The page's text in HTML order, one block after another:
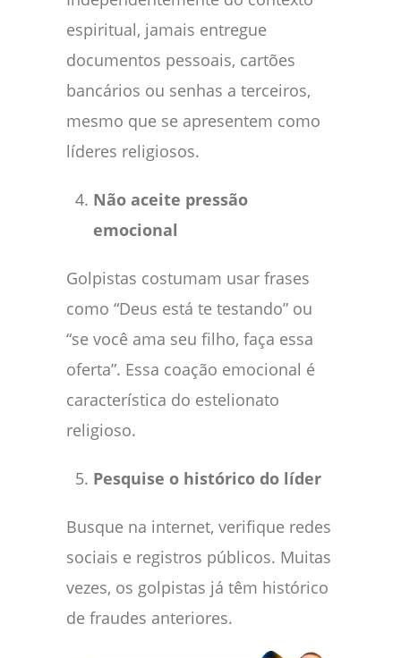
espiritual, jamais entregue
documentos pessoais, cartões
bancários ou senhas a terceiros,
mesmo que se apresentem como
líderes religiosos.
Não aceite pressão
emocional
Golpistas costumam usar frases
como “Deus está te testando” ou
“se você ama seu filho, faça essa
oferta”. Essa coação emocional é
característica do estelionato
religioso.
Pesquise o histórico do líder
Busque na internet, verifique redes
sociais e registros públicos. Muitas
vezes, os golpistas já têm histórico
de fraudes anteriores.